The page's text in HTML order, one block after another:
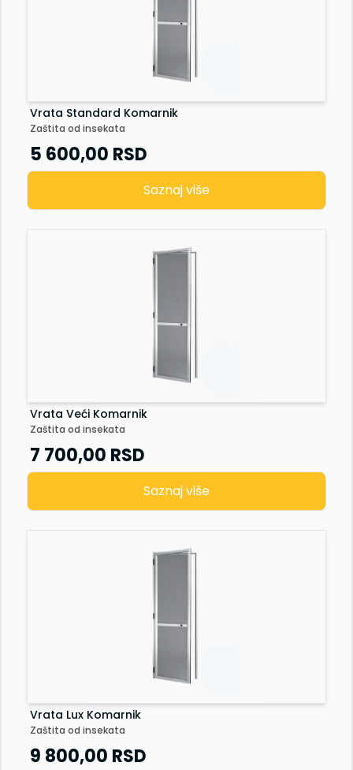
Vrata Standard Komarnik
Zaštita od insekata
5 600,00 RSD
Saznaj više
Vrata Veći Komarnik
Zaštita od insekata
7 700,00 RSD
Saznaj više
Vrata Lux Komarnik
Zaštita od insekata
9 800,00 RSD